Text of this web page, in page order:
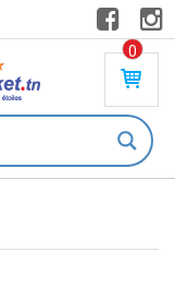
0
PR
DU
IT(
S)